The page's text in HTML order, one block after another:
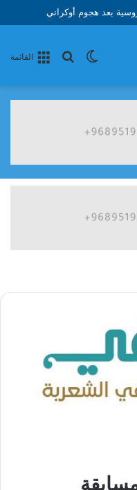
بعد هجوم أوكراني
القائمة
بحث الوضع